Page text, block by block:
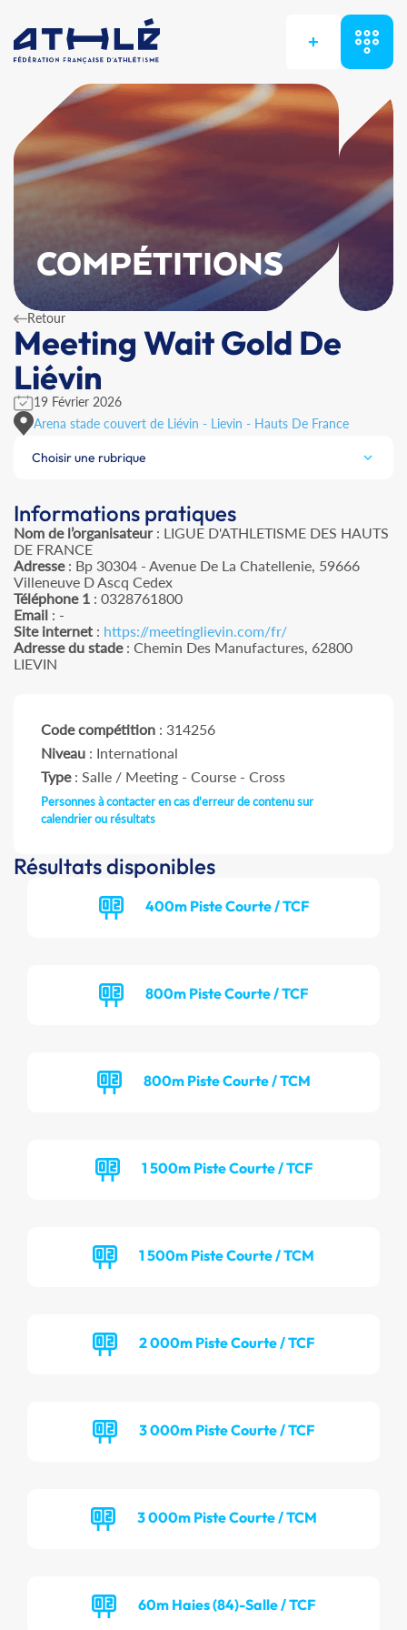
+
COMPÉTITIONS
Retour
Meeting Wait Gold De
Liévin
19 Février 2026
Arena stade couvert de Liévin - Lievin - Hauts De France
Choisir une rubrique
Informations pratiques
Nom de l’organisateur: LIGUE D'ATHLETISME DES HAUTS
DE FRANCE
Adresse: Bp 30304 - Avenue De La Chatellenie, 59666
Villeneuve D Ascq Cedex
Téléphone 1 : 0328761800
Email : -
Site internet : https://meetinglievin.com/fr/
Adresse du stade: Chemin Des Manufactures, 62800
LIEVIN
Code compétition : 314256
Niveau : International
Type: Salle / Meeting - Course - Cross
Personnes à contacter en cas d'erreur de contenu sur
calendrier ou résultats
Résultats disponibles
400m Piste Courte / TCF
800m Piste Courte / TCF
800m Piste Courte / TCM
1 500m Piste Courte / TCF
1 500m Piste Courte / TCM
2 000m Piste Courte / TCF
3 000m Piste Courte / TCF
3 000m Piste Courte / TCM
60m Haies (84)-Salle / TCF